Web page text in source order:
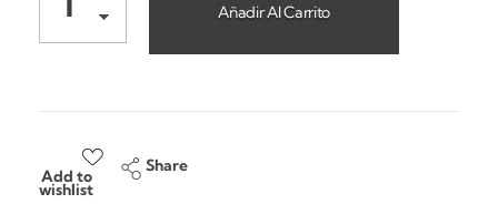
Añadir Al Carrito
Add to
wishlist
Share